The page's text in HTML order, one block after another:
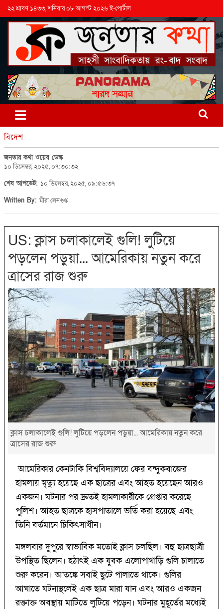
২২ শ্রাবণ ১৪৩৩, শনিবার ০৮ আগস্ট ২০২৬ ই-পোর্টাল
বিদেশ
জনতার কথা ওয়েব ডেস্ক
১০ ডিসেম্বর, ২০২৫, ০৭:৩০:৩২
শেষ আপডেট: ১০ ডিসেম্বর, ২০২৫, ০৯:৫৬:৩৭
Written By:মীরা সেনগুপ্ত
US: ক্লাস চলাকালেই গুলি! লুটিয়ে
পড়লেন পড়ুয়া... আমেরিকায় নতুন করে
ত্রাসের রাজ শুরু
ক্লাস চলাকালেই গুলি! লুটিয়ে পড়লেন পড়ুয়া... আমেরিকায় নতুন করে
ত্রাসের রাজ শুরু
আমেরিকার কেনটাকি বিশ্ববিদ্যালয়ে ফের বন্দুকবাজের
হামলায় মৃত্যু হয়েছে এক ছাত্রের এবং আহত হয়েছেন আরও
একজন। ঘটনার পর দ্রুতই হামলাকারীকে গ্রেপ্তার করেছে
পুলিশ। আহত ছাত্রকে হাসপাতালে ভর্তি করা হয়েছে এবং
তিনি বর্তমানে চিকিৎসাধীন।
মঙ্গলবার দুপুরে স্বাভাবিক মতোই ক্লাস চলছিল। বহু ছাত্রছাত্রী
উপস্থিত ছিলেন। হঠাৎই এক যুবক এলোপাথাড়ি গুলি চালাতে
শুরু করেন। আতঙ্কে সবাই ছুটে পালাতে থাকে। গুলির
আঘাতে ঘটনাস্থলেই এক ছাত্র মারা যান এবং আরও একজন
রক্তাক্ত অবস্থায় মাটিতে লুটিয়ে পড়েন। ঘটনার মুহূর্তের মধ্যেই